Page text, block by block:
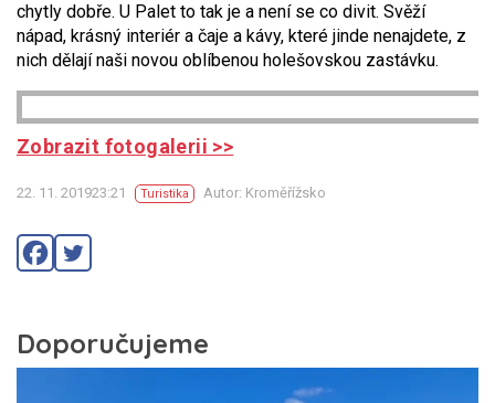
chytly dobře. U Palet to tak je a není se co divit. Svěží
nápad, krásný interiér a čaje a kávy, které jinde nenajdete, z
nich dělají naši novou oblíbenou holešovskou zastávku.
Zobrazit fotogalerii >>
22. 11. 201923:21 Turistika Autor: Kroměřížsko